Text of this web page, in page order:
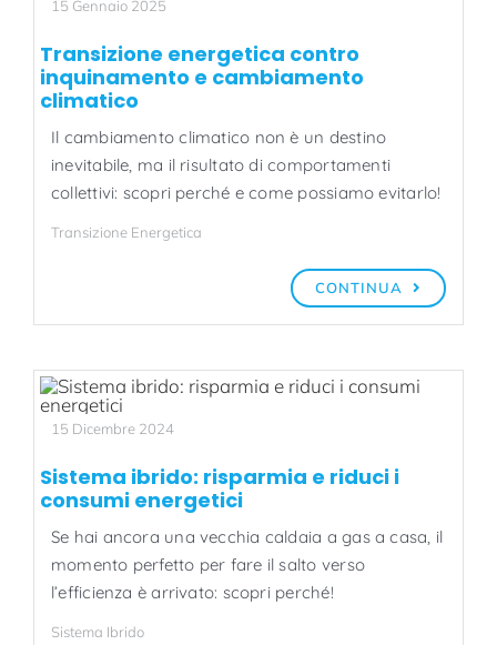
15 Gennaio 2025
Transizione energetica contro
inquinamento e cambiamento
climatico
Il cambiamento climatico non è un destino
inevitabile, ma il risultato di comportamenti
collettivi: scopri perché e come possiamo evitarlo!
Transizione Energetica
CONTINUA
15 Dicembre 2024
Sistema ibrido: risparmia e riduci i
consumi energetici
Se hai ancora una vecchia caldaia a gas a casa, il
momento perfetto per fare il salto verso
l’efficienza è arrivato: scopri perché!
Sistema Ibrido